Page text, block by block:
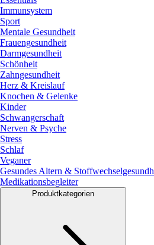
Immunsystem
Sport
Mentale Gesundheit
Frauengesundheit
Darmgesundheit
Schönheit
Zahngesundheit
Herz & Kreislauf
Knochen & Gelenke
Kinder
Schwangerschaft
Nerven & Psyche
Stress
Schlaf
Veganer
Gesundes Altern &
Medikationsbegleiter
Produktkategorien